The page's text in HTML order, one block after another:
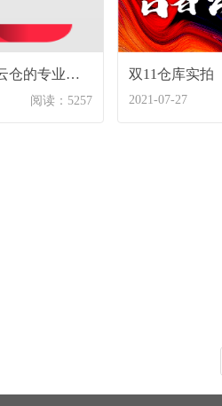
什么是云仓-来自丰缘云仓的专业解答
阅读：5257
双11仓库实拍
2021-07-27